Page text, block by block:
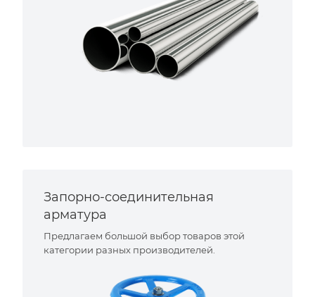
Запорно-соединительная
арматура
Предлагаем большой выбор товаров этой
категории разных производителей.